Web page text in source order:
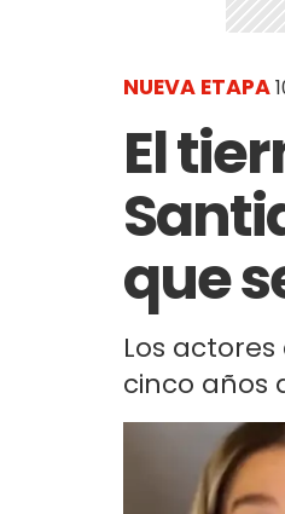
NUEVA ETAPA
El
que
Los
cinco años